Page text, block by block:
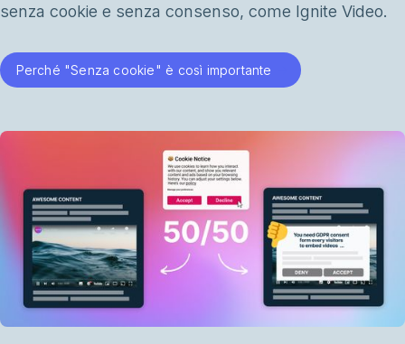
senza cookie e senza consenso, come Ignite Video.
Perché "Senza cookie" è così importante